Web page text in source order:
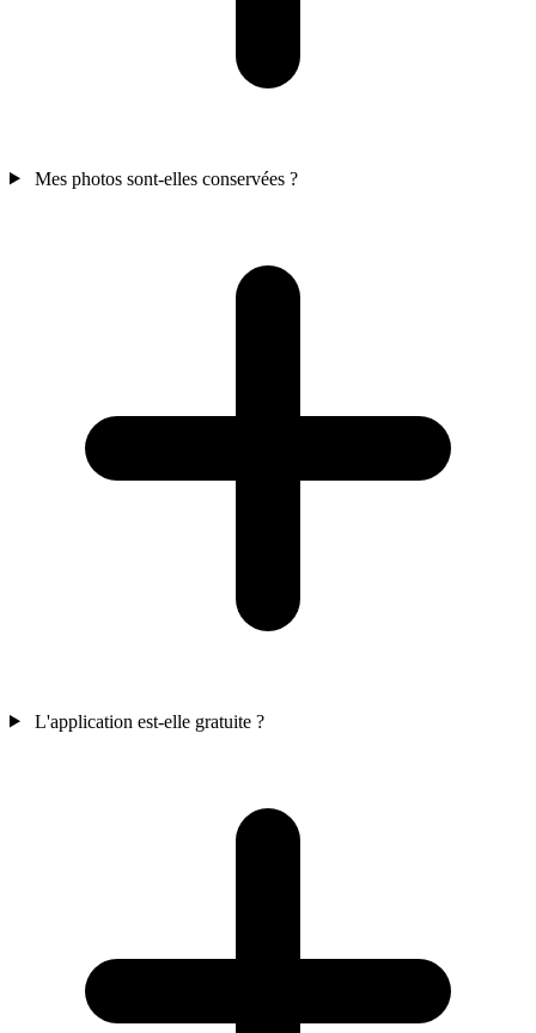
Mes photos sont-elles conservées ?
L'application est-elle gratuite ?